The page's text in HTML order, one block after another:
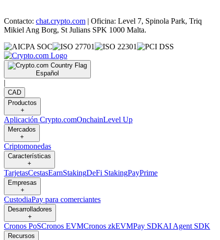
Contacto: chat.crypto.com | Oficina: Level 7, Spinola Park, Triq
Mikiel Ang Borg, St Julians SPK 1000 Malta.
Español
|
CAD
Productos
+
Aplicación Crypto.comOnchainLevel Up
Mercados
+
Criptomonedas
Características
+
TarjetasCestasEarnStakingDeFi StakingPayPrime
Empresas
+
CustodiaPay para comerciantes
Desarrolladores
+
Cronos PoSCronos EVMCronos zkEVMPay SDKAI Agent SDK
Recursos